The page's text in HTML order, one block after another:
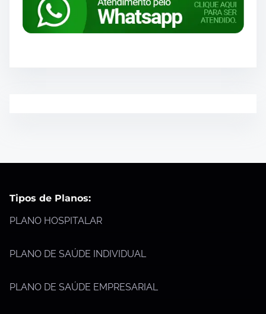
Tipos de Planos:
PLANO HOSPITALAR
PLANO DE SAÚDE INDIVIDUAL
PLANO DE SAÚDE EMPRESARIAL